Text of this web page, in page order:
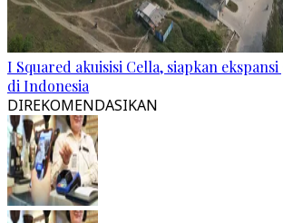
I Squared akuisisi Cella, siapkan
di Indonesia
DIREKOMENDASIKAN